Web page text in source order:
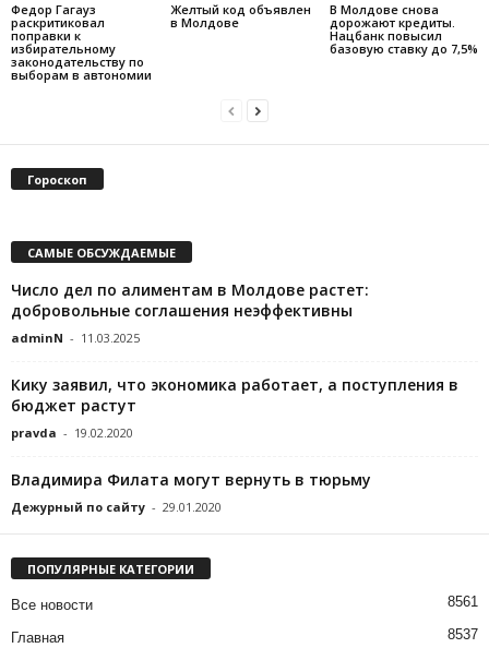
Федор Гагауз
раскритиковал
поправки к
избирательному
законодательству по
выборам в автономии
Желтый код объявлен
в Молдове
В Молдове снова
дорожают кредиты.
Нацбанк повысил
базовую ставку до 7,5%
Гороскоп
САМЫЕ ОБСУЖДАЕМЫЕ
Число дел по алиментам в Молдове растет:
добровольные соглашения неэффективны
adminN - 11.03.2025
Кику заявил, что экономика работает, а поступления в
бюджет растут
pravda - 19.02.2020
Владимира Филата могут вернуть в тюрьму
Дежурный по сайту - 29.01.2020
ПОПУЛЯРНЫЕ КАТЕГОРИИ
Все новости 8561
Главная 8537